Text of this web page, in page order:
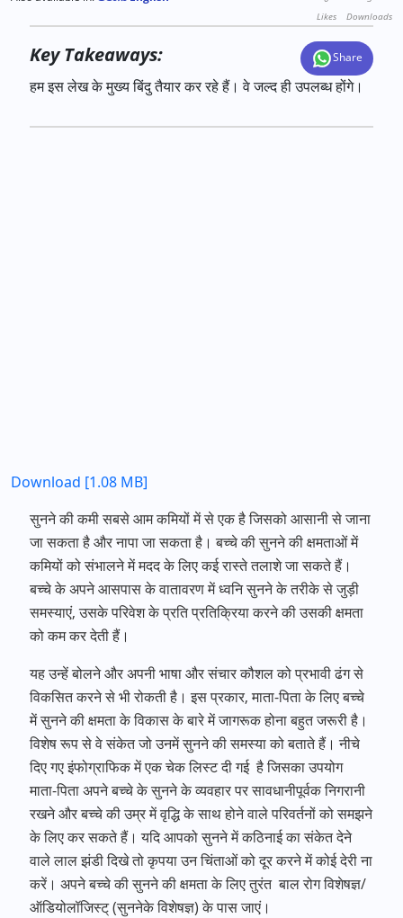
Likes
Downloads
Key Takeaways: Share
हम इस लेख के मुख्य बिंदु तैयार कर रहे हैं। वे जल्द ही उपलब्ध होंगे।
Download [1.08 MB]
सुनने की कमी सबसे आम कमियों में से एक है जिसको आसानी से जाना
जा सकता है और नापा जा सकता है। बच्चे की सुनने की क्षमताओं में
कमियों को संभालने में मदद के लिए कई रास्ते तलाशे जा सकते हैं।
बच्चे के अपने आसपास के वातावरण में ध्वनि सुनने के तरीके से जुड़ी
समस्याएं, उसके परिवेश के प्रति प्रतिक्रिया करने की उसकी क्षमता
को कम कर देती हैं।
यह उन्हें बोलने और अपनी भाषा और संचार कौशल को प्रभावी ढंग से
विकसित करने से भी रोकती है। इस प्रकार, माता-पिता के लिए बच्चे
में सुनने की क्षमता के विकास के बारे में जागरूक होना बहुत जरूरी है।
विशेष रूप से वे संकेत जो उनमें सुनने की समस्या को बताते हैं। नीचे
दिए गए इंफोग्राफिक में एक चेक लिस्ट दी गई है जिसका उपयोग
माता-पिता अपने बच्चे के सुनने के व्यवहार पर सावधानीपूर्वक निगरानी
रखने और बच्चे की उम्र में वृद्धि के साथ होने वाले परिवर्तनों को समझने
के लिए कर सकते हैं। यदि आपको सुनने में कठिनाई का संकेत देने
वाले लाल झंडी दिखे तो कृपया उन चिंताओं को दूर करने में कोई देरी ना
करें। अपने बच्चे की सुनने की क्षमता के लिए तुरंत बाल रोग विशेषज्ञ/
ऑडियोलॉजिस्ट् (सुननेके विशेषज्ञ) के पास जाएं।